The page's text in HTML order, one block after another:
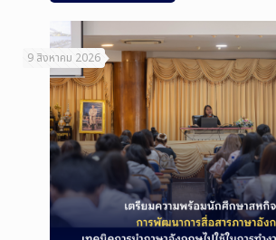
9 สิงหาคม 2026